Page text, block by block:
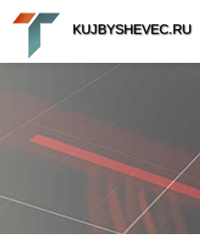
KUJBYSHEVEC.RU